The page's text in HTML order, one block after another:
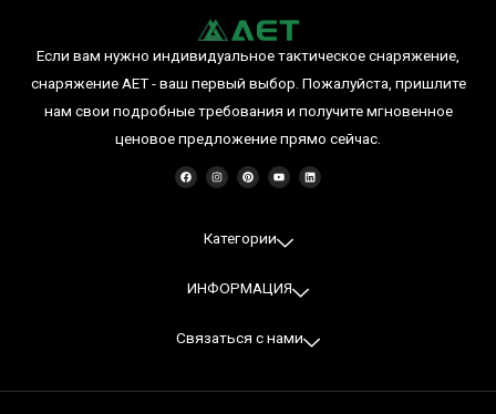
Если вам нужно индивидуальное тактическое снаряжение,
снаряжение AET - ваш первый выбор. Пожалуйста, пришлите
нам свои подробные требования и получите мгновенное
ценовое предложение прямо сейчас.
F
a
c
I
n
s
r
a
P
i
n
e
s
Y
o
u
L
i
n
Категории
ИНФОРМАЦИЯ
Связаться с нами